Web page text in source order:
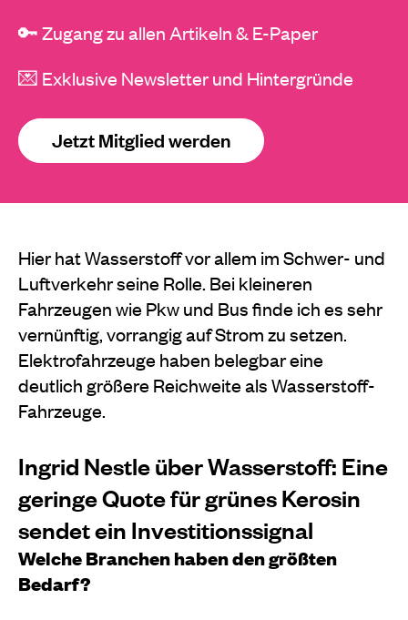
🔑 Zugang zu allen Artikeln & E-Paper
💌 Exklusive Newsletter und Hintergründe
Jetzt Mitglied werden
Hier hat Wasserstoff vor allem im Schwer- und
Luftverkehr seine Rolle. Bei kleineren
Fahrzeugen wie Pkw und Bus finde ich es sehr
vernünftig, vorrangig auf Strom zu setzen.
Elektrofahrzeuge haben belegbar eine
deutlich größere Reichweite als Wasserstoff-
Fahrzeuge.
Ingrid Nestle über Wasserstoff: Eine
geringe Quote für grünes Kerosin
sendet ein Investitionssignal
Welche Branchen haben den größten
Bedarf?